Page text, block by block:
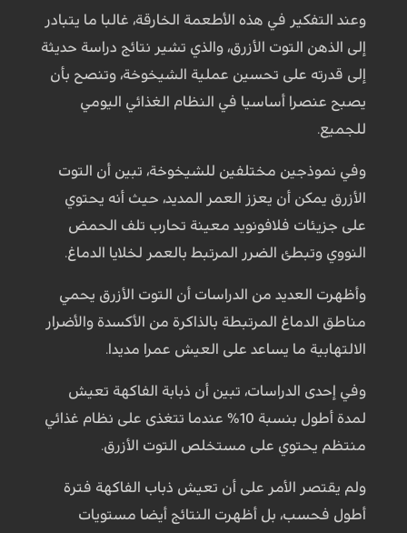
وعند التفكير في هذه الأطعمة الخارقة، غالبا ما يتبادر
إلى الذهن التوت الأزرق، والذي تشير نتائج دراسة حديثة
إلى قدرته على تحسين عملية الشيخوخة، وتنصح بأن
يصبح عنصرا أساسيا في النظام الغذائي اليومي
للجميع.
وفي نموذجين مختلفين للشيخوخة، تبين أن التوت
الأزرق يمكن أن يعزز العمر المديد، حيث أنه يحتوي
على جزيئات فلافونويد معينة تحارب تلف الحمض
النووي وتبطئ الضرر المرتبط بالعمر لخلايا الدماغ.
وأظهرت العديد من الدراسات أن التوت الأزرق يحمي
مناطق الدماغ المرتبطة بالذاكرة من الأكسدة والأضرار
الالتهابية ما يساعد على العيش عمرا مديدا.
وفي إحدى الدراسات، تبين أن ذبابة الفاكهة تعيش
لمدة أطول بنسبة 10% عندما تتغذى على نظام غذائي
منتظم يحتوي على مستخلص التوت الأزرق.
ولم يقتصر الأمر على أن تعيش ذباب الفاكهة فترة
أطول فحسب، بل أظهرت النتائج أيضا مستويات